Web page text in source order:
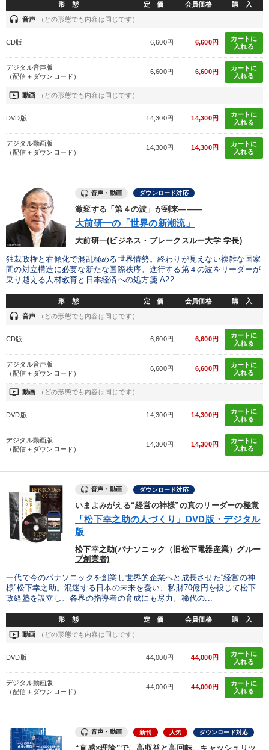
形 態 定 価 会員価格 購 入
headset 音声 （どの形態でも内容は同じです）
CD版 6,600円 6,600円
カートに
入れる
デジタル音声版
（配信＋ダウンロード）
6,600円 6,600円
カートに
入れる
ondemand_video 動画 （どの形態でも内容は同じです）
DVD版 14,300円 14,300円
カートに
入れる
デジタル動画版
（配信＋ダウンロード）
14,300円 14,300円
カートに
入れる
音声・動画 ダウンロード対応
激変する「第４の波」が到来―――
大前研一の「世界の新潮流」
大前研一(ビジネス・ブレークスルー大学 学長)
独裁政権と右傾化で混乱極める世界情勢。終わりが見えない複雑な国家
間の対立構造に必要な新たな国際秩序。進行する第４の波をリーダーが
乗り越える人材教育と日本経済への処方箋 A22...
形 態 定 価 会員価格 購 入
headset 音声 （どの形態でも内容は同じです）
CD版 6,600円 6,600円
カートに
入れる
デジタル音声版
（配信＋ダウンロード）
6,600円 6,600円
カートに
入れる
ondemand_video 動画 （どの形態でも内容は同じです）
DVD版 14,300円 14,300円
カートに
入れる
デジタル動画版
（配信＋ダウンロード）
14,300円 14,300円
カートに
入れる
音声・動画 ダウンロード対応
いまよみがえる“経営の神様”の真のリーダーの極意
「松下幸之助の人づくり」DVD版・デジタル
版
松下幸之助(パナソニック（旧松下電器産業）グルー
プ創業者)
一代で今のパナソニックを創業し世界的企業へと成長させた“経営の神
様”松下幸之助。混迷する日本の未来を憂い、私財70億円を投じて松下
政経塾を設立し、各界の指導者の育成にも尽力。稀代の...
形 態 定 価 会員価格 購 入
ondemand_video 動画 （どの形態でも内容は同じです）
DVD版 44,000円 44,000円
カートに
入れる
デジタル動画版
（配信＋ダウンロード）
44,000円 44,000円
カートに
入れる
音声・動画 新刊 人気 ダウンロード対応